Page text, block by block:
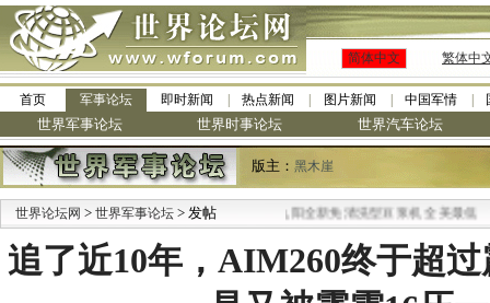
简体中文 繁体中
首页 军事论坛 即时新闻 热点新闻 图片新闻 中国军情
世界军事论坛 世界时事论坛 世界汽车论坛
版主： 黑木崖
世界论坛网 > 世界军事论坛 > 发帖 九阳全新免清洗型豆浆机 全美最低
追了近10年，AIM260终于超